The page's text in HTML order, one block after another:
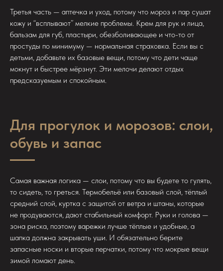
Третья часть — аптечка и уход, потому что мороз и пар сушат
кожу и “всплывают” мелкие проблемы. Крем для рук и лица,
бальзам для губ, пластыри, обезболивающее и что-то от
простуды по минимуму — нормальная страховка. Если вы с
детьми, добавьте их базовые вещи, потому что дети чаще
мокнут и быстрее мёрзнут. Эти мелочи делают отдых
предсказуемым и спокойным.
Для прогулок и морозов: слои,
обувь и запас
Самая важная логика — слои, потому что вы будете то гулять,
то сидеть, то греться. Термобельё или базовый слой, тёплый
средний слой, куртка с защитой от ветра и штаны, которые
не продуваются, дают стабильный комфорт. Руки и голова —
зона риска, поэтому варежки лучше тёплые и удобные, а
шапка должна закрывать уши. И обязательно берите
запасные носки и вторые перчатки, потому что мокрые вещи
зимой ломают день.